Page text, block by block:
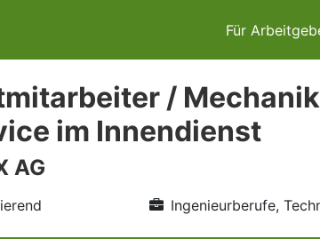
Für
/
im Innendienst
AG
Ingenieurberufe,